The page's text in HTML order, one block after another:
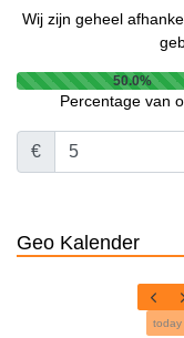
Wij zijn geheel
50.0%
Percentage van
€
Geo Kalender
today